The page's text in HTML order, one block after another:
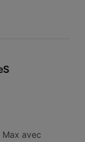
Max avec